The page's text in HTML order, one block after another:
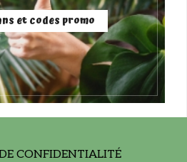
et codes promo
CONFIDENTIALITÉ